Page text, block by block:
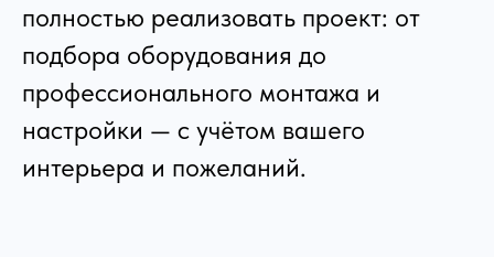
полностью реализовать проект: от
подбора оборудования до
профессионального монтажа и
настройки — с учётом вашего
интерьера и пожеланий.